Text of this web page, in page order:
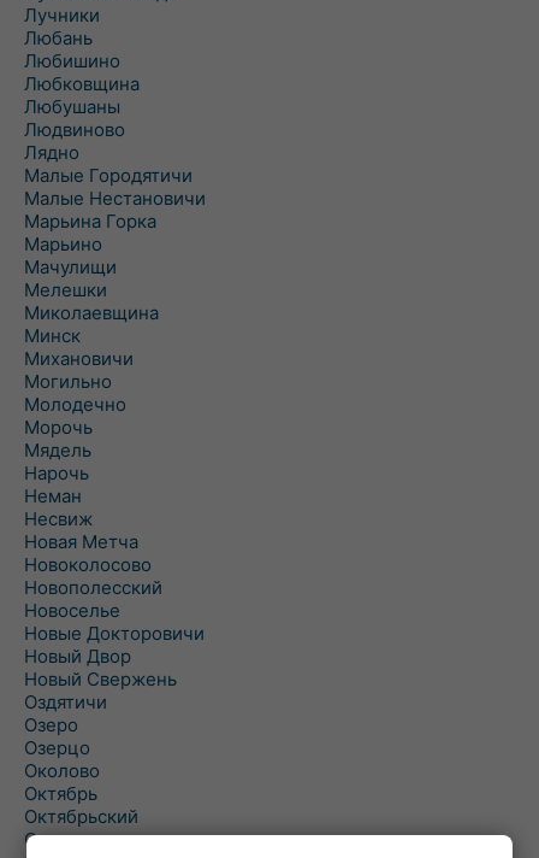
Лучники
Любань
Любишино
Любковщина
Любушаны
Людвиново
Лядно
Малые Городятичи
Малые Нестановичи
Марьина Горка
Марьино
Мачулищи
Мелешки
Миколаевщина
Минск
Михановичи
Могильно
Молодечно
Морочь
Мядель
Нарочь
Неман
Несвиж
Новая Метча
Новоколосово
Новополесский
Новоселье
Новые Докторовичи
Новый Двор
Новый Свержень
Оздятичи
Озеро
Озерцо
Околово
Октябрь
Октябрьский
Олехновичи